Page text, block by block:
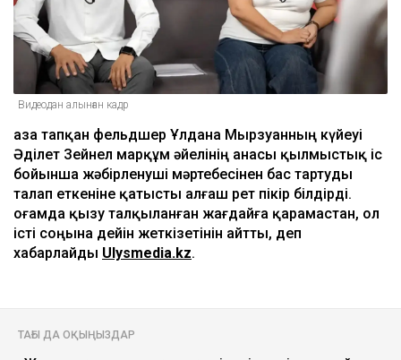
Видеодан алынған кадр
Қаза тапқан фельдшер Ұлдана Мырзуанның күйеуі
Әділет Зейнел марқұм әйелінің анасы қылмыстық іс
бойынша жәбірленуші мәртебесінен бас тартуды
талап еткеніне қатысты алғаш рет пікір білдірді.
Қоғамда қызу талқыланған жағдайға қарамастан, ол
істі соңына дейін жеткізетінін айтты, деп
хабарлайды Ulysmedia.kz.
ТАҒЫ ДА ОҚЫҢЫЗДАР